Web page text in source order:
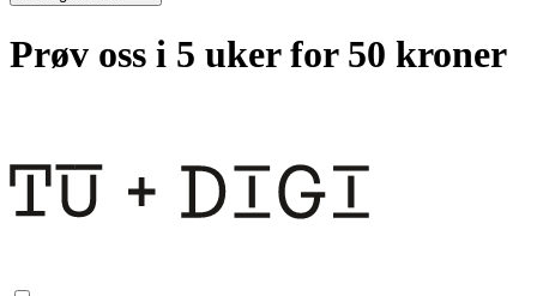
Prøv oss i 5 uker for 50 kroner